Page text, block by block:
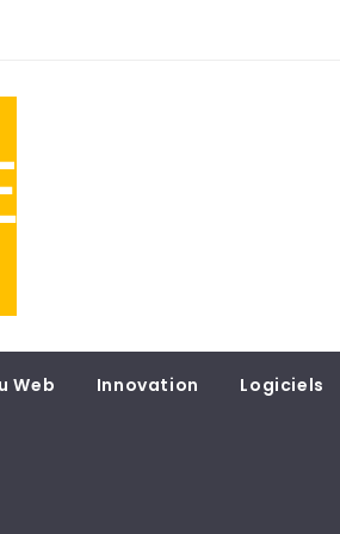
Web Innovation Logiciels